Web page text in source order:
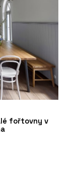
fořtovny v